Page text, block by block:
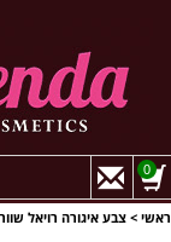
0
ראשי > צבע איגורה רויאל